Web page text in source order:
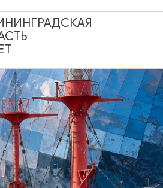
17.09.2026 20:00
ОТ 400₽